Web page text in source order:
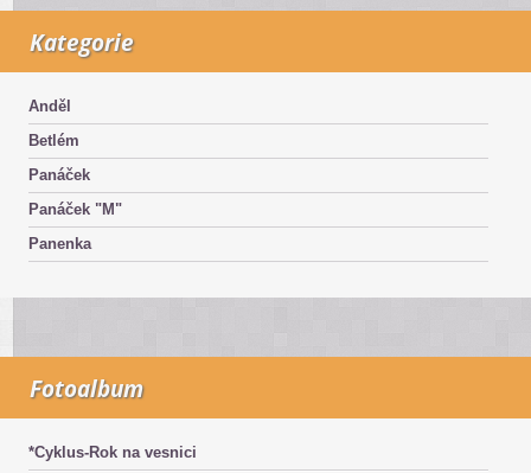
Kategorie
Anděl
Betlém
Panáček
Panáček "M"
Panenka
Fotoalbum
*Cyklus-Rok na vesnici